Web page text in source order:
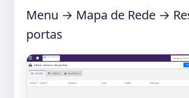
Menu → Mapa de Rede →
portas